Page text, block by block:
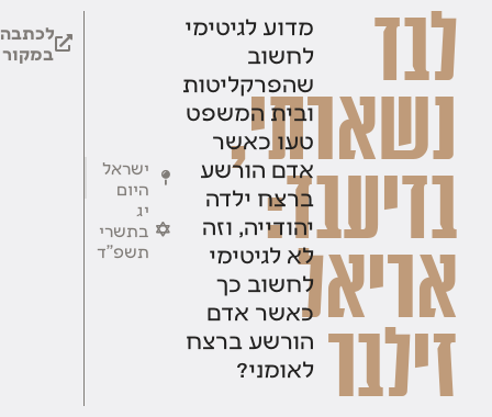
לבד
נשארתי,
בדיעבד:
אריאל
זילבר
מדוע לגיטימי
לחשוב
שהפרקליטות
ובית המשפט
טעו כאשר
אדם הורשע
ברצח ילדה
יהודייה, וזה
לא לגיטימי
לחשוב כך
כאשר אדם
הורשע ברצח
לאומני?
ישראל
היום
יג
בתשרי
תשפ''ד
לכתבה
במקור